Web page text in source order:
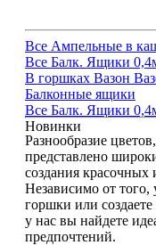
Все Ампельные в
Все Балк. Ящики
В горшках Вазон
Балконные ящики
Все Балк. Ящики
Новинки
Разнообразие
представлено
создания
Независимо от того,
горшки или
у нас вы найдете
предпочтений.